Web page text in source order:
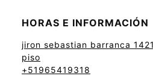
HORAS E INFORMACIÓN
jiron sebastian barranca
piso
+51965419318